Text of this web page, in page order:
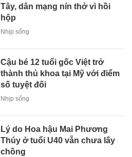
Tây, dân mạng nín thở vì hồi
hộp
Nhịp sống
Cậu bé 12 tuổi gốc Việt trở
thành thủ khoa tại Mỹ với điểm
số tuyệt đối
Nhịp sống
Lý do Hoa hậu Mai Phương
Thúy ở tuổi U40 vẫn chưa lấy
chồng